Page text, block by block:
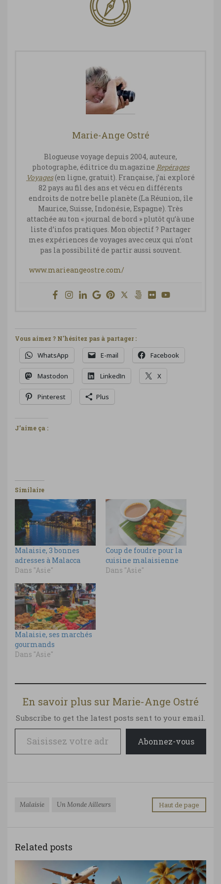
Marie-Ange Ostré
Blogueuse voyage depuis 2004, auteure,
photographe, éditrice du magazine Repérages
Voyages(en ligne, gratuit). Française, j’ai exploré
82 pays au fil des ans et vécu en différents
endroits de notre belle planète (La Réunion, île
Maurice, Suisse, Indonésie, Espagne). Très
attachée au ton « journal de bord » plutôt qu’à une
liste d’infos pratiques. Mon objectif ? Partager
mes expériences de voyages avec ceux qui n’ont
pas la possibilité de partir aussi souvent.
www.marieangeostre.com/
Vous aimez ? N'hésitez pas à partager :
WhatsApp E-mail Facebook
Mastodon LinkedIn X
Pinterest Plus
J’aime ça :
Similaire
Malaisie, 3 bonnes
adresses à Malacca
Dans "Asie"
Coup de foudre pour la
cuisine malaisienne
Dans "Asie"
Malaisie, ses marchés
gourmands
Dans "Asie"
En savoir plus sur Marie-Ange Ostré
Subscribe to get the latest posts sent to your email.
Saisissez votre adresse e-mail…
Abonnez-vous
Malaisie Un Monde Ailleurs Haut de page
Related posts